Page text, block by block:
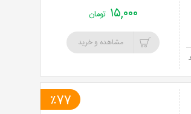
۱۵,۰۰۰ تومان
مشاهده و خرید
٪77